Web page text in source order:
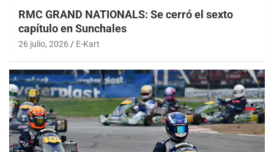
RMC GRAND NATIONALS: Se cerró el sexto
capítulo en Sunchales
26 julio, 2026 E-Kart